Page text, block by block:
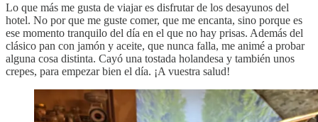
Lo que más me gusta de viajar es disfrutar de los desayunos del
hotel. No por que me guste comer, que me encanta, sino porque es
ese momento tranquilo del día en el que no hay prisas. Además del
clásico pan con jamón y aceite, que nunca falla, me animé a probar
alguna cosa distinta. Cayó una tostada holandesa y también unos
crepes, para empezar bien el día. ¡A vuestra salud!